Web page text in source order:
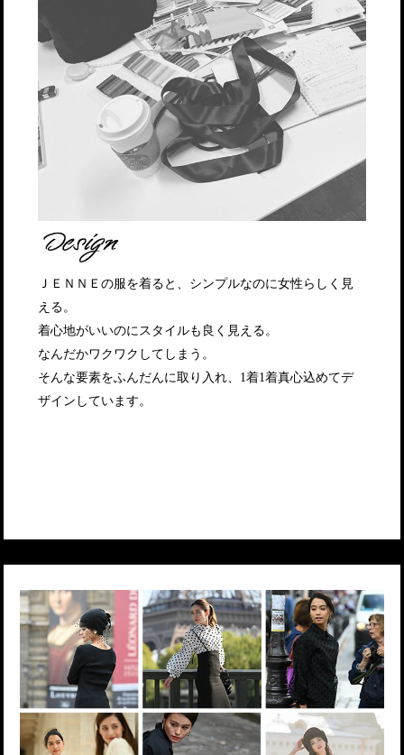
ＪＥＮＮＥの服を着ると、シンプルなのに女性らしく見
える。
着心地がいいのにスタイルも良く見える。
なんだかワクワクしてしまう。
そんな要素をふんだんに取り入れ、1着1着真心込めてデ
ザインしています。